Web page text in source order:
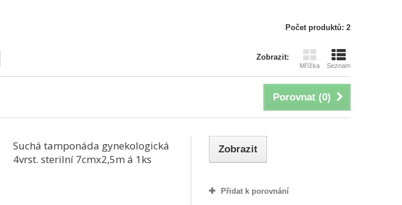
Počet produktů: 2
Zobrazit:
Mřížka Seznam
Porovnat (0)
Suchá tamponáda gynekologická
4vrst. sterilní 7cmx2,5m á 1ks
Zobrazit
Přidat k porovnání